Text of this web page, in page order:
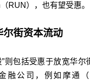
RUN），也有望受惠。
尔街资本流动
则包括受惠于放宽华尔
融公司，例如摩通